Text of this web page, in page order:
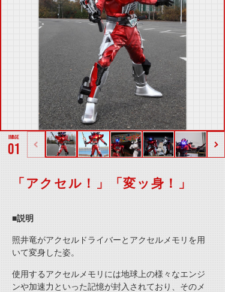
01
「アクセル！」「変ッ身！」
■説明
照井竜がアクセルドライバーとアクセルメモリを用
いて変身した姿。
使用するアクセルメモリには地球上の様々なエンジ
ンや加速力といった記憶が封入されており、そのメ